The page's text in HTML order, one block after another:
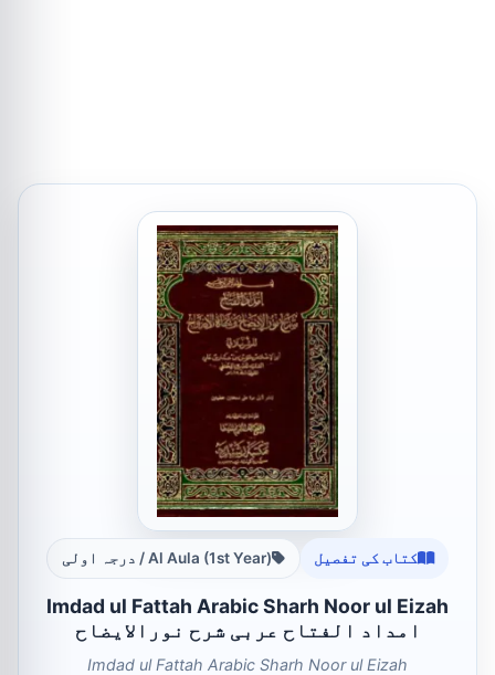
کتاب کی تفصیل Al Aula (1st Year) / درجہ اولی
Imdad ul Fattah Arabic Sharh Noor ul Eizah
امداد الفتاح عربی شرح نورالایضاح
Imdad ul Fattah Arabic Sharh Noor ul Eizah